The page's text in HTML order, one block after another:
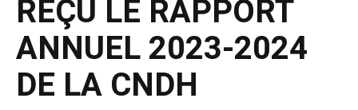
REÇU LE RAPPORT
ANNUEL 2023-2024
DE LA CNDH